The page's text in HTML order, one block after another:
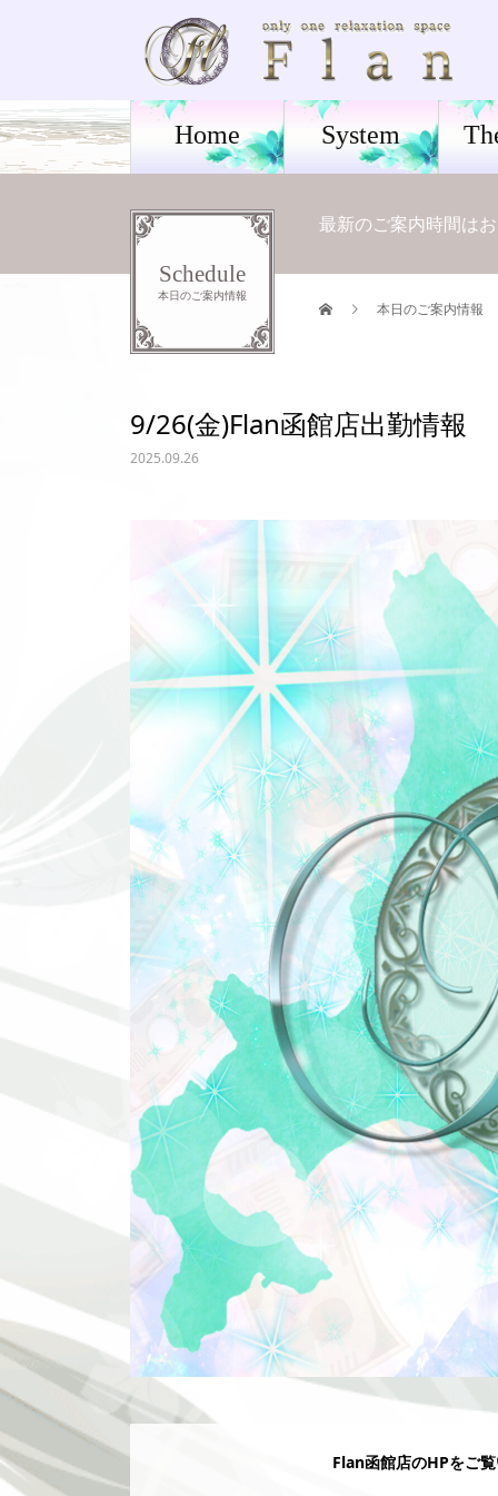
Home System
Schedule
本日のご案内情報
最新のご案内時間は
本日のご案内情報
9/26(金)Flan函館店出勤情報
2025.09.26
Flan函館店のHPをご